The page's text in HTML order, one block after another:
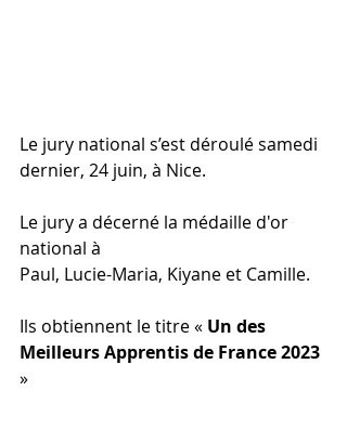
Le jury national s’est déroulé samedi
dernier, 24 juin, à Nice.
Le jury a décerné la médaille d'or
national à
Paul, Lucie-Maria, Kiyane et Camille.
Ils obtiennent le titre « Un des
Meilleurs Apprentis de France 2023
»